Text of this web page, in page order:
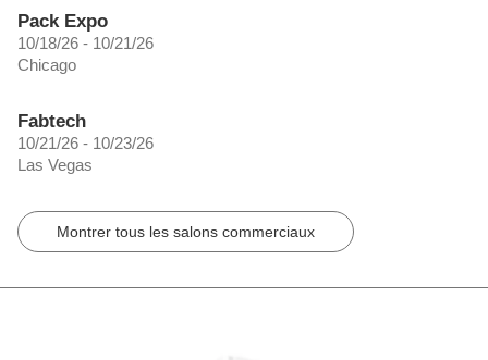
Pack Expo
10/18/26 - 10/21/26
Chicago
Fabtech
10/21/26 - 10/23/26
Las Vegas
Montrer tous les salons commerciaux